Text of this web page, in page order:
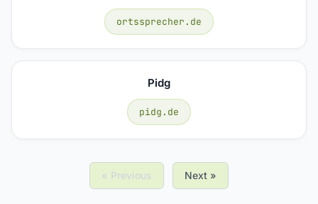
ortssprecher.de
Pidg
pidg.de
« Previous Next »